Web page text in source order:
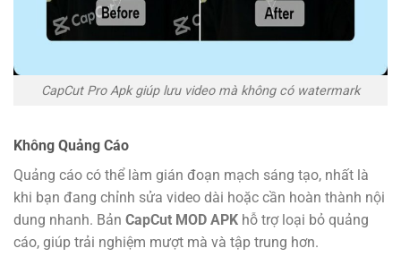
CapCut Pro Apk giúp lưu video mà không có watermark
Không Quảng Cáo
Quảng cáo có thể làm gián đoạn mạch sáng tạo, nhất là
khi bạn đang chỉnh sửa video dài hoặc cần hoàn thành nội
dung nhanh. Bản CapCut MOD APK hỗ trợ loại bỏ quảng
cáo, giúp trải nghiệm mượt mà và tập trung hơn.